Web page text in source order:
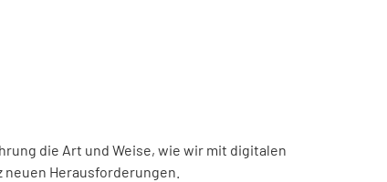
die Art und Weise, wie wir mit digitalen
Herausforderungen.